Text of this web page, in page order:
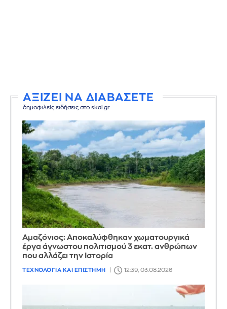
ΑΞΙΖΕΙ ΝΑ ΔΙΑΒΑΣΕΤΕ
δημοφιλείς ειδήσεις στο skai.gr
Αμαζόνιος: Αποκαλύφθηκαν χωματουργικά
έργα άγνωστου πολιτισμού 3 εκατ. ανθρώπων
που αλλάζει την Iστορία
ΤΕΧΝΟΛΟΓΙΑ ΚΑΙ ΕΠΙΣΤΗΜΗ 12:39, 03.08.2026